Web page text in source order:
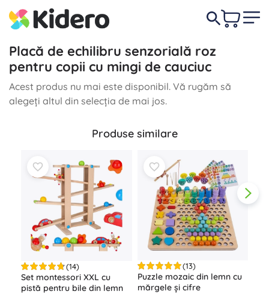
Placă de echilibru senzorială roz
pentru copii cu mingi de cauciuc
Acest produs nu mai este disponibil. Vă rugăm să
alegeți altul din selecția de mai jos.
Produse similare
(14)
Set montessori XXL cu
pistă pentru bile din lemn
(13)
Puzzle mozaic din lemn cu
mărgele și cifre